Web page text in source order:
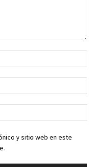
y sitio web en este